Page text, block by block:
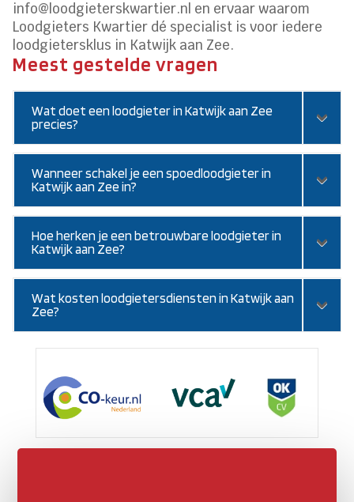
info@loodgieterskwartier.nl en ervaar waarom
Loodgieters Kwartier dé specialist is voor iedere
loodgietersklus in Katwijk aan Zee.
Meest gestelde vragen
Wat doet een loodgieter in Katwijk aan Zee
precies?
Wanneer schakel je een spoedloodgieter in
Katwijk aan Zee in?
Hoe herken je een betrouwbare loodgieter in
Katwijk aan Zee?
Wat kosten loodgietersdiensten in Katwijk aan
Zee?